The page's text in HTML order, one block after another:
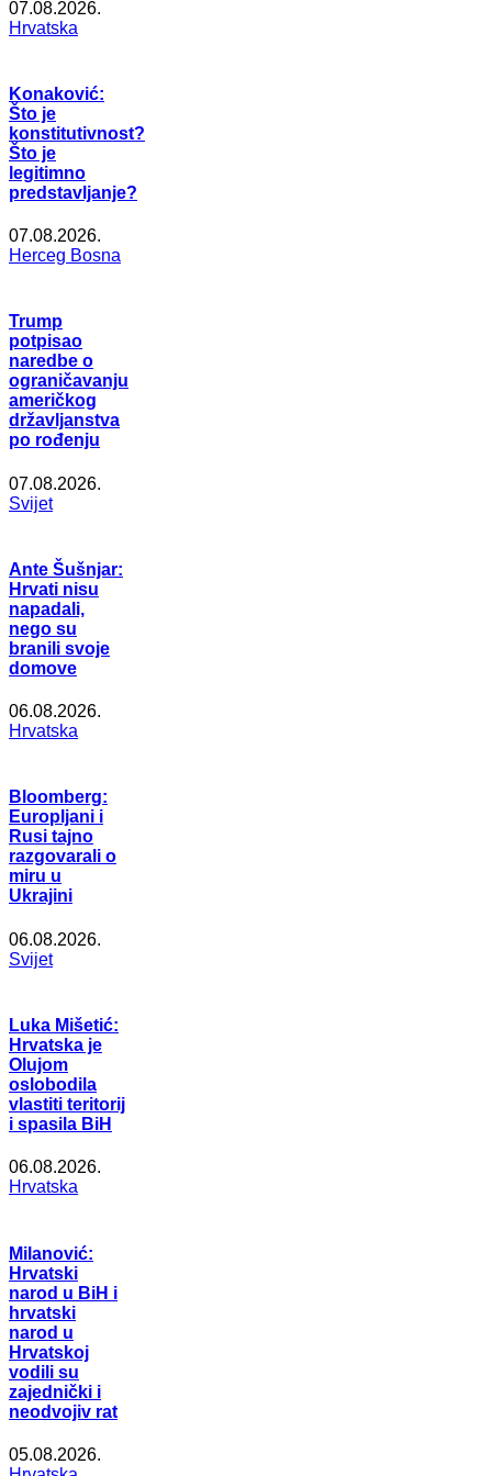
07.08.2026.
Hrvatska
Konaković:
Što je
konstitutivnost?
Što je
legitimno
predstavljanje?
07.08.2026.
Herceg Bosna
Trump
potpisao
naredbe o
ograničavanju
američkog
državljanstva
po rođenju
07.08.2026.
Svijet
Ante Šušnjar:
Hrvati nisu
napadali,
nego su
branili svoje
domove
06.08.2026.
Hrvatska
Bloomberg:
Europljani i
Rusi tajno
razgovarali o
miru u
Ukrajini
06.08.2026.
Svijet
Luka Mišetić:
Hrvatska je
Olujom
oslobodila
vlastiti teritorij
i spasila BiH
06.08.2026.
Hrvatska
Milanović:
Hrvatski
narod u BiH i
hrvatski
narod u
Hrvatskoj
vodili su
zajednički i
neodvojiv rat
05.08.2026.